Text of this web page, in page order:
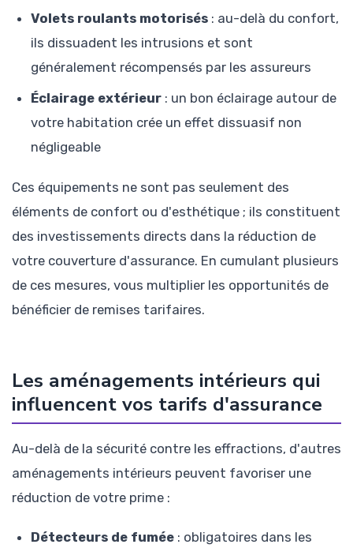
Volets roulants motorisés : au-delà du confort,
ils dissuadent les intrusions et sont
généralement récompensés par les assureurs
Éclairage extérieur : un bon éclairage autour de
votre habitation crée un effet dissuasif non
négligeable
Ces équipements ne sont pas seulement des
éléments de confort ou d'esthétique ; ils constituent
des investissements directs dans la réduction de
votre couverture d'assurance. En cumulant plusieurs
de ces mesures, vous multiplier les opportunités de
bénéficier de remises tarifaires.
Les aménagements intérieurs qui
influencent vos tarifs d'assurance
Au-delà de la sécurité contre les effractions, d'autres
aménagements intérieurs peuvent favoriser une
réduction de votre prime :
Détecteurs de fumée : obligatoires dans les